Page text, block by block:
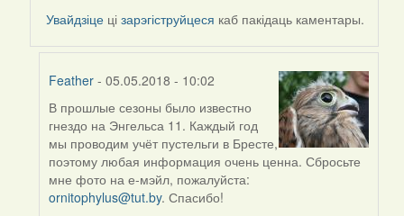
Увайдзіце цізарэгіструйцеся каб пакідаць каментары.
Feather- 05.05.2018 - 10:02
In
reply
to
by
Антон
(госць)
В прошлые сезоны было известно
гнездо на Энгельса 11. Каждый год
мы проводим учёт пустельги в Бресте,
поэтому любая информация очень ценна. Сбросьте
мне фото на е-мэйл, пожалуйста:
ornitophylus@tut.by. Спасибо!